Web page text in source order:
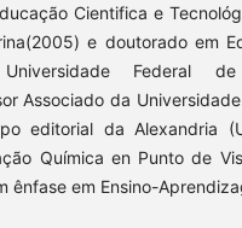
Cientifica e
e doutorado em
Federal
Associado da
editorial da Alexandria
Química en Punto de
ênfase em Ensino-